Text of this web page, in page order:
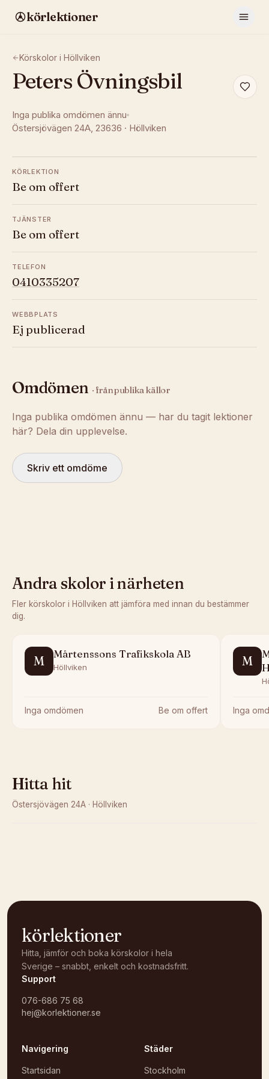
körlektioner
Körskolor i Höllviken
Peters Övningsbil
Inga publika omdömen ännu
Östersjövägen 24A, 23636 · Höllviken
KÖRLEKTION
Be om offert
TJÄNSTER
Be om offert
TELEFON
0410335207
WEBBPLATS
Ej publicerad
Omdömen · från publika källor
Inga publika omdömen ännu — har du tagit lektioner
här? Dela din upplevelse.
Skriv ett omdöme
Andra skolor i närheten
Fler körskolor i Höllviken att jämföra med innan du bestämmer
dig.
M Mårtenssons Trafikskola AB
Höllviken
Inga omdömen Be om offert
M
Inga
Hitta hit
Östersjövägen 24A · Höllviken
körlektioner
Hitta, jämför och boka körskolor i hela
Sverige – snabbt, enkelt och kostnadsfritt.
Support
076-686 75 68
hej@korlektioner.se
Navigering
Startsidan
Städer
Stockholm